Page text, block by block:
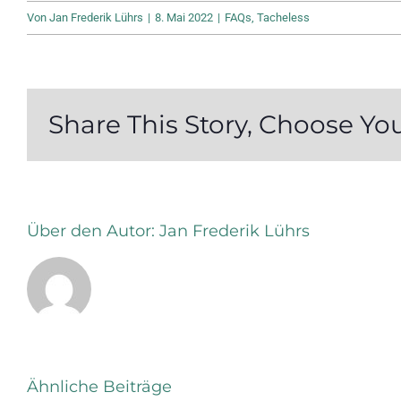
Von Jan Frederik Lührs | 8. Mai 2022 | FAQs, Tacheless
Share This Story, Choose
Über den Autor: Jan Frederik Lührs
Ähnliche Beiträge